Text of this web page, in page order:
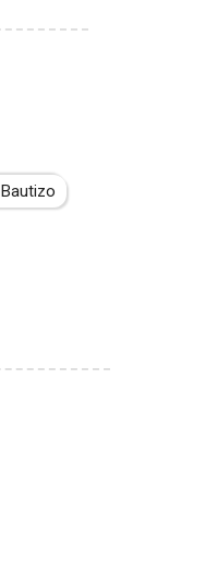
Bautizo